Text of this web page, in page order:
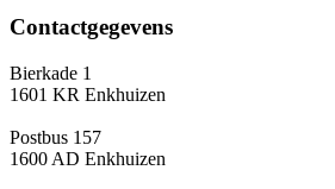
Contactgegevens
Bierkade 1
1601 KR Enkhuizen
Postbus 157
1600 AD Enkhuizen